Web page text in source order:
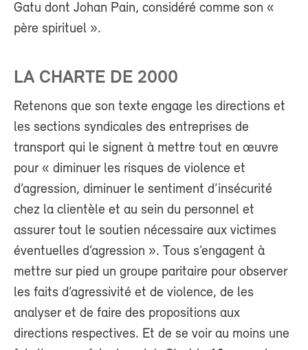
Gatu dont Johan Pain, considéré comme son «
père spirituel ».
LA CHARTE DE 2000
Retenons que son texte engage les directions et
les sections syndicales des entreprises de
transport qui le signent à mettre tout en œuvre
pour « diminuer les risques de violence et
d’agression, diminuer le sentiment d’insécurité
chez la clientèle et au sein du personnel et
assurer tout le soutien nécessaire aux victimes
éventuelles d’agression ». Tous s’engagent à
mettre sur pied un groupe paritaire pour observer
les faits d’agressivité et de violence, de les
analyser et de faire des propositions aux
directions respectives. Et de se voir au moins une